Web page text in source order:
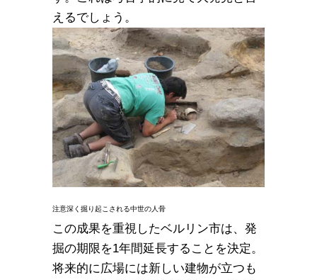
えるでしょう。
注意深く掘り起こされる中世の人骨
この成果を重視したベルリン市は、発
掘の期限を1年間延長することを決定。
将来的に広場には新しい建物が立つも